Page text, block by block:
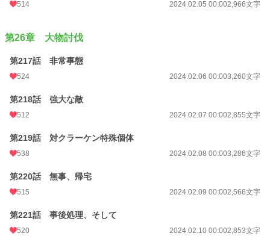
514 2024.02.05 00:002,966文字
第26章 大物討伐
第217話 非常事態
524 2024.02.06 00:003,260文字
第218話 強大な敵
512 2024.02.07 00:002,855文字
第219話 対クラーケン特殊個体
538 2024.02.08 00:003,286文字
第220話 無事、帰宅
515 2024.02.09 00:002,566文字
第221話 事後処理、そして
520 2024.02.10 00:002,853文字